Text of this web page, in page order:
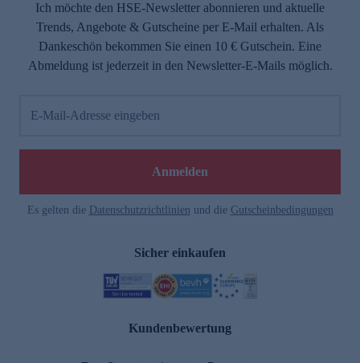
Ich möchte den HSE-Newsletter abonnieren und aktuelle
Trends, Angebote & Gutscheine per E-Mail erhalten. Als
Dankeschön bekommen Sie einen 10 € Gutschein. Eine
Abmeldung ist jederzeit in den Newsletter-E-Mails möglich.
E-Mail-Adresse eingeben
Anmelden
Es gelten die Datenschutzrichtlinien und die Gutscheinbedingungen
Sicher einkaufen
Kundenbewertung